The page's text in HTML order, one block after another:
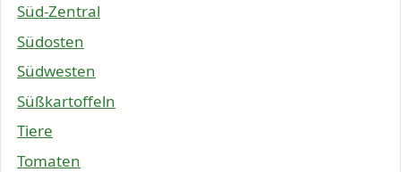
Süd-Zentral
Südosten
Südwesten
Süßkartoffeln
Tiere
Tomaten